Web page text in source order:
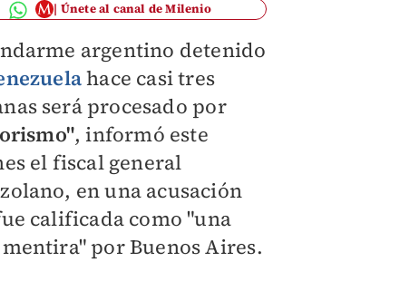
Únete al canal de Milenio
argentino detenido
hace casi tres
será procesado por
, informó este
el fiscal general
en una acusación
calificada como "una
por Buenos Aires.